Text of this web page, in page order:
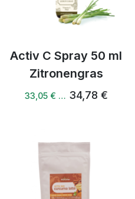
Activ C Spray 50 ml
Zitronengras
33,05 € … 34,78 €